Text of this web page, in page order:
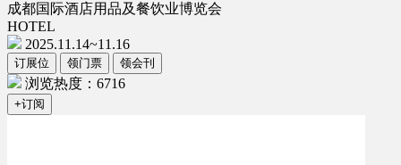
成都国际酒店用品及餐饮业博览会
HOTEL
2025.11.14~11.16
订展位 领门票 领会刊
浏览热度：6716
+订阅